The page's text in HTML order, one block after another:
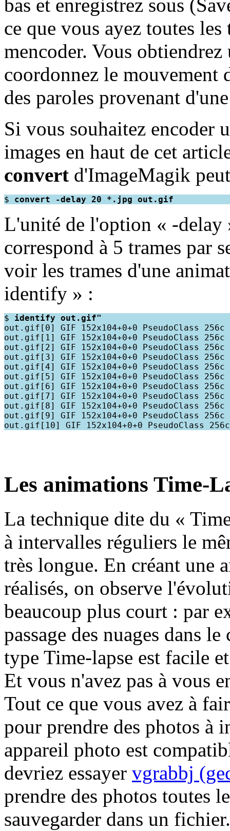
bas et enregistrez sous
ce que vous ayez toutes
mencoder. Vous
coordonnez le mouvement
des paroles provenant
Si vous souhaitez encoder
images en haut de cet
convert d'ImageMagik
$ convert -delay 20 *.jpg out.gif
L'unité de l'option « -delay
correspond à 5 trames par
voir les trames d'une
identify » :
$ identify out.gif"
out.gif[0] GIF 152x104+0+0 PseudoClass
out.gif[1] GIF 152x104+0+0 PseudoClass
out.gif[2] GIF 152x104+0+0 PseudoClass
out.gif[3] GIF 152x104+0+0 PseudoClass
out.gif[4] GIF 152x104+0+0 PseudoClass
out.gif[5] GIF 152x104+0+0 PseudoClass
out.gif[6] GIF 152x104+0+0 PseudoClass
out.gif[7] GIF 152x104+0+0 PseudoClass
out.gif[8] GIF 152x104+0+0 PseudoClass
out.gif[9] GIF 152x104+0+0 PseudoClass
Les animations Time-
La technique dite du «
à intervalles réguliers le
très longue. En créant une
réalisés, on observe
beaucoup plus court : par
passage des nuages dans
type Time-lapse est facile
Et vous n'avez pas à vous
Tout ce que vous avez à
pour prendre des photos à
appareil photo est
devriez essayer vgrabbj
prendre des photos toutes
sauvegarder dans un fichier.